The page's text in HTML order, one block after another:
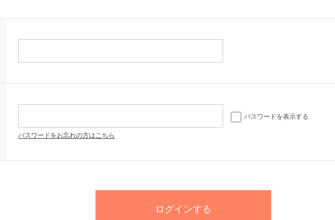
パスワードを表示する
パスワードをお忘れの方はこちら